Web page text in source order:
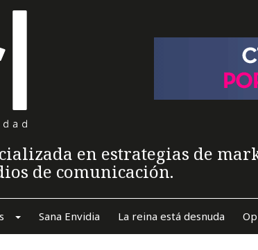
en estrategias de
de comunicación.
Sana Envidia La reina está desnuda